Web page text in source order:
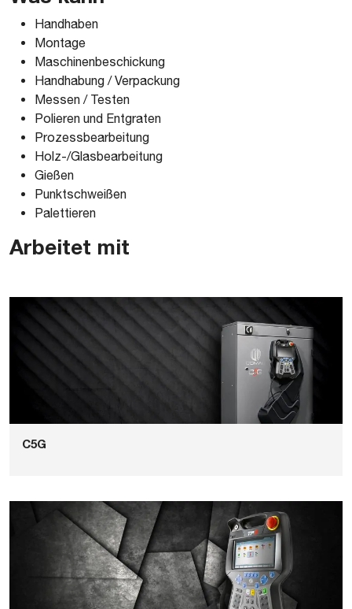
Handhaben
Montage
Maschinenbeschickung
Handhabung / Verpackung
Messen / Testen
Polieren und Entgraten
Prozessbearbeitung
Holz-/Glasbearbeitung
Gießen
Punktschweißen
Palettieren
Arbeitet mit
C5G